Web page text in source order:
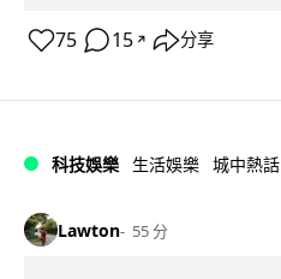
75 15 ↗ 分享
科技娛樂 生活娛樂 城中熱話
Lawton 55 分